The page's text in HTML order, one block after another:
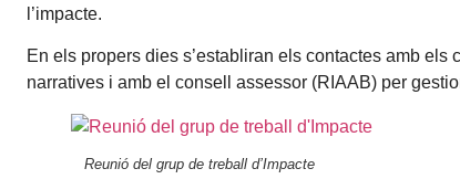
l’impacte.
En els propers dies s’establiran els contactes amb els
narratives i amb el consell assessor (RIAAB) per
Reunió del grup de treball d’Impacte